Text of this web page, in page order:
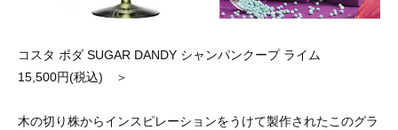
コスタ ボダ SUGAR DANDY シャンパンクープ ライム
15,500円(税込) ＞
木の切り株からインスピレーションをうけて製作されたこのグラ